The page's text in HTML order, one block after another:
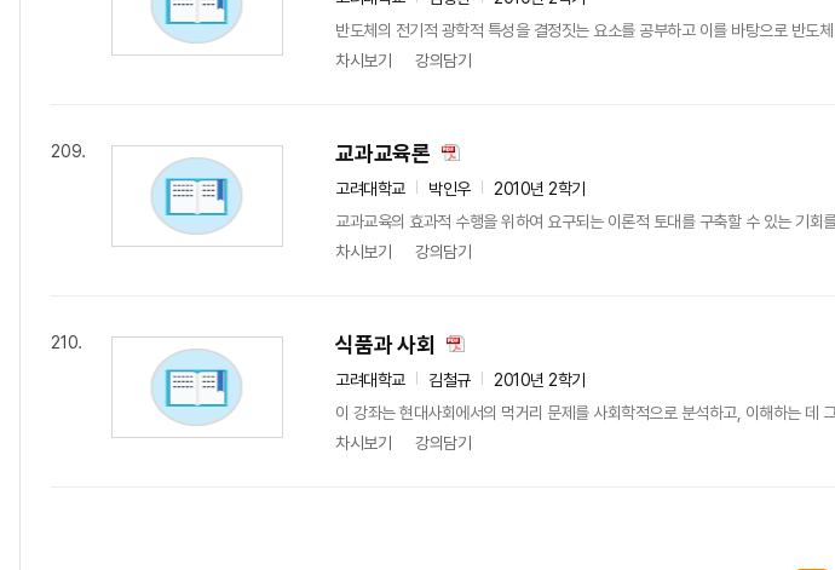
반도체의 전기적 광학적 특성을 결정짓는 요소를 공부하고 이를 바탕으로 반
차시보기
강의담기
209. 교과교육론
고려대학교 박인우
2010년 2학기
교과교육의 효과적 수행을 위하여 요구되는 이론적 토대를 구축할 수 있는 기회
차시보기
강의담기
210. 식품과 사회
고려대학교 김철규
2010년 2학기
이 강좌는 현대사회에서의 먹거리 문제를 사회학적으로 분석하고, 이해하는
차시보기
강의담기